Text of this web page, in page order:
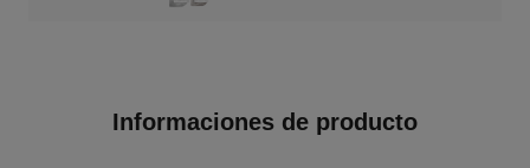
Informaciones de producto